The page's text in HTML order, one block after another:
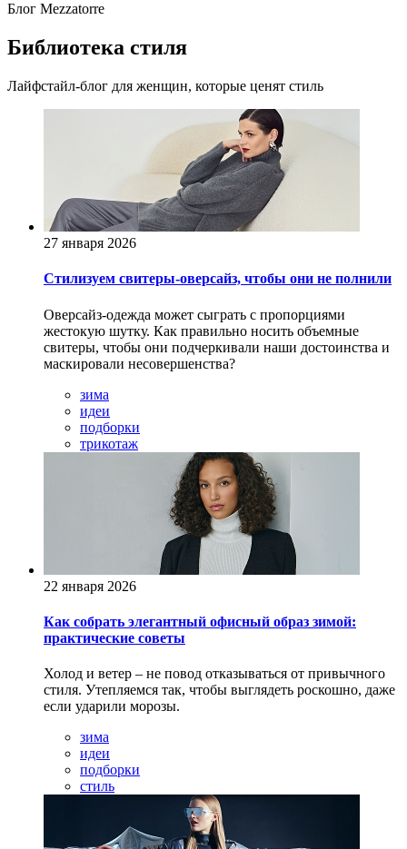
Блог Mezzatorre
Библиотека стиля
Лайфстайл-блог для женщин, которые ценят стиль
27 января 2026
Стилизуем свитеры-оверсайз, чтобы они не полнили
Оверсайз-одежда может сыграть с пропорциями
жестокую шутку. Как правильно носить объемные
свитеры, чтобы они подчеркивали наши достоинства и
маскировали несовершенства?
зима
идеи
подборки
трикотаж
22 января 2026
Как собрать элегантный офисный образ зимой:
практические советы
Холод и ветер – не повод отказываться от привычного
стиля. Утепляемся так, чтобы выглядеть роскошно, даже
если ударили морозы.
зима
идеи
подборки
стиль